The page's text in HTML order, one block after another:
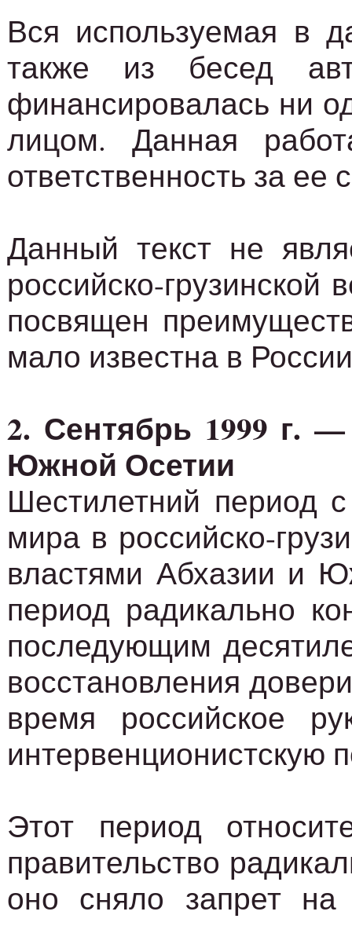
Вся используемая в
также из бесед
финансировалась ни
лицом. Данная
ответственность за ее
Данный текст не
российско-
посвящен
мало известна в
2. Сентябрь 1999 г.
Южной Осетии
Шестилетний период
мира в российско-
властями Абхазии и
период радикально
последующим
восстановления
время российское
интервенционистскую
Этот период
правительство
оно сняло запрет на